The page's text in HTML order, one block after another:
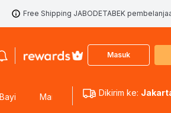
Free Shipping JABODETABEK
Masuk
Mainan Edukasi Mainan
Dikirim ke: